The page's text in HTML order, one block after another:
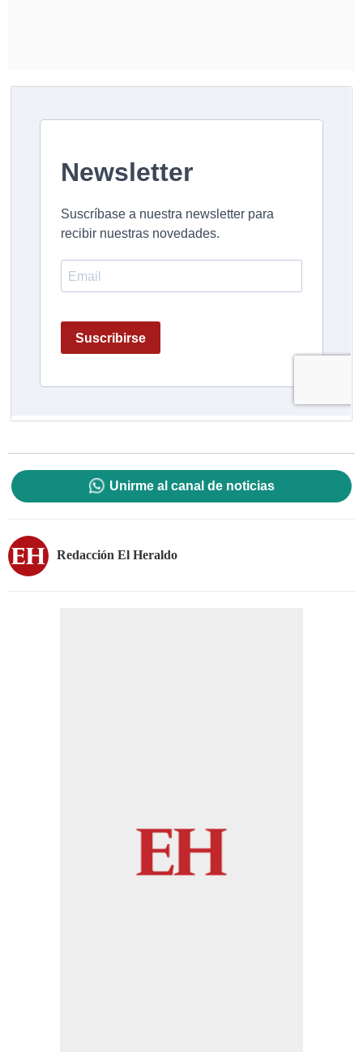
Unirme al canal de noticias
Redacción El Heraldo